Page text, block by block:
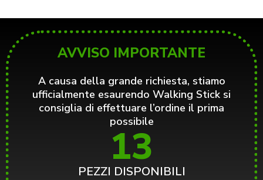
AVVISO IMPORTANTE
A causa della grande richiesta, stiamo
ufficialmente esaurendo Walking Stick si
consiglia di effettuare l’ordine il prima
possibile
13
PEZZI DISPONIBILI